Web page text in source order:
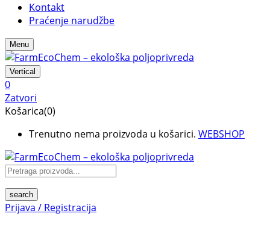
Kontakt
Praćenje narudžbe
Menu
Vertical
0
Zatvori
Košarica(0)
Trenutno nema proizvoda u košarici. WEBSHOP
search
Prijava / Registracija